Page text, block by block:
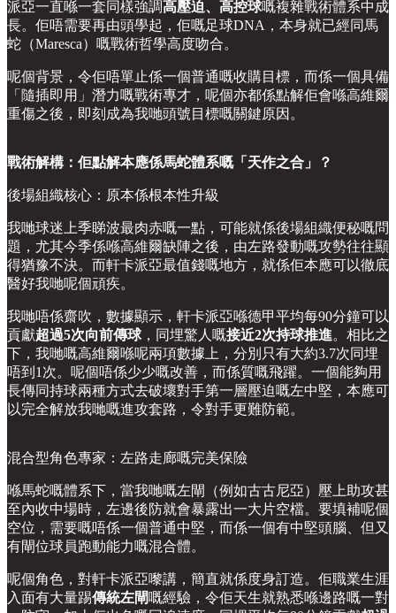
派亞一直喺一套同樣強調高壓迫、高控球嘅複雜戰術體系中成
長。佢唔需要再由頭學起，佢嘅足球DNA，本身就已經同馬
蛇（Maresca）嘅戰術哲學高度吻合。
呢個背景，令佢唔單止係一個普通嘅收購目標，而係一個具備
「隨插即用」潛力嘅戰術專才，呢個亦都係點解佢會喺高維爾
重傷之後，即刻成為我哋頭號目標嘅關鍵原因。
戰術解構：佢點解本應係馬蛇體系嘅「天作之合」？
後場組織核心：原本係根本性升級
我哋球迷上季睇波最肉赤嘅一點，可能就係後場組織便秘嘅問
題，尤其今季係喺高維爾缺陣之後，由左路發動嘅攻勢往往顯
得猶豫不決。而軒卡派亞最值錢嘅地方，就係佢本應可以徹底
醫好我哋呢個頑疾。
我哋唔係齋吹，數據顯示，軒卡派亞喺德甲平均每90分鐘可以
貢獻超過5次向前傳球，同埋驚人嘅接近2次持球推進。相比之
下，我哋嘅高維爾喺呢兩項數據上，分別只有大約3.7次同埋
唔到1次。呢個唔係少少嘅改善，而係質嘅飛躍。一個能夠用
長傳同持球兩種方式去破壞對手第一層壓迫嘅左中堅，本應可
以完全解放我哋嘅進攻套路，令對手更難防範。
混合型角色專家：左路走廊嘅完美保險
喺馬蛇嘅體系下，當我哋嘅左閘（例如古古尼亞）壓上助攻甚
至內收中場時，左邊後防就會暴露出一大片空檔。要填補呢個
空位，需要嘅唔係一個普通中堅，而係一個有中堅頭腦、但又
有閘位球員跑動能力嘅混合體。
呢個角色，對軒卡派亞嚟講，簡直就係度身訂造。佢職業生涯
入面有大量踢傳統左閘嘅經驗，令佢天生就熟悉喺邊路嘅一對